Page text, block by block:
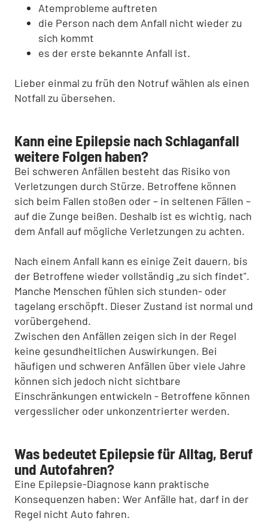
Atemprobleme auftreten
die Person nach dem Anfall nicht wieder zu
sich kommt
es der erste bekannte Anfall ist.
Lieber einmal zu früh den Notruf wählen als einen
Notfall zu übersehen.
Kann eine Epilepsie nach Schlaganfall
weitere Folgen haben?
Bei schweren Anfällen besteht das Risiko von
Verletzungen durch Stürze. Betroffene können
sich beim Fallen stoßen oder – in seltenen Fällen –
auf die Zunge beißen. Deshalb ist es wichtig, nach
dem Anfall auf mögliche Verletzungen zu achten.
Nach einem Anfall kann es einige Zeit dauern, bis
der Betroffene wieder vollständig „zu sich findet".
Manche Menschen fühlen sich stunden- oder
tagelang erschöpft. Dieser Zustand ist normal und
vorübergehend.
Zwischen den Anfällen zeigen sich in der Regel
keine gesundheitlichen Auswirkungen. Bei
häufigen und schweren Anfällen über viele Jahre
können sich jedoch nicht sichtbare
Einschränkungen entwickeln - Betroffene können
vergesslicher oder unkonzentrierter werden.
Was bedeutet Epilepsie für Alltag, Beruf
und Autofahren?
Eine Epilepsie-Diagnose kann praktische
Konsequenzen haben: Wer Anfälle hat, darf in der
Regel nicht Auto fahren.